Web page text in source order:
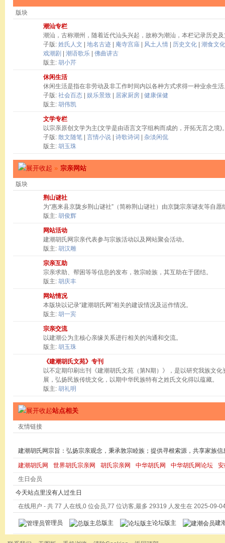
版块
潮汕专栏
潮汕，古称潮州，随着近代汕头兴起，故称为潮汕，本栏记录历史
子版: 姓氏人文 地名古迹 庵寺宫庙 风土人情 历史文化
潮食文化
戏潮剧
潮语歌乐
佛曲讲古
版主: 胡小芹
休闲生活
休闲生活是指在非劳动及非工作时间内以各种方式求得一种业余生
子版: 社会百态 娱乐景致 居家厨房
健康保健
版主: 胡伟凯
文学专栏
以宗亲原创文学为主(文学是由语言文字组构而成的，开拓无言之境)
子版: 散文随笔 言情小说 诗歌诗词
杂淡闲侃
版主: 胡玉珠
» 宗亲网站
版块
荆山谜社
为“惠来县京陇乡荆山谜社”（简称荆山谜社）由京陇宗亲谜友等自
版主: 胡俊辉
网站活动
建潮胡氏网宗亲代表参与宗族活动以及网站聚会活动。
版主: 胡汉雕
宗亲互助
宗亲求助、帮困等等信息的发布，敦宗睦族，其互助在于团结。
版主: 胡庆丰
网站情况
本版块以记录“建潮胡氏网”相关的建设情况及运作情况。
版主: 胡一宾
宗亲交流
以建潮公为主核心亲缘关系进行相关的沟通和交流。
版主: 胡玉珠
《建潮胡氏文苑》专刊
以不定期印刷出刊《建潮胡氏文苑（第N期）》，是以研究我族文
展，弘扬民族传统文化，以期中华民族特有之姓氏文化得以蕴藏。
版主: 胡礼明
站点相关
友情链接
建潮胡氏网宗旨：弘扬宗亲观念，秉承敦宗睦族；提供寻根索源，共享家族信
建潮胡氏网 世界胡氏宗亲网 胡氏宗亲网 中华胡氏网 中华胡氏网论坛
生日会员
今天站点里没有人过生日
在线用户 - 共 77 人在线,0 位会员,77 位访客,最多 29319 人发生在 2025-09-
管理员 总版主 论坛版主 建